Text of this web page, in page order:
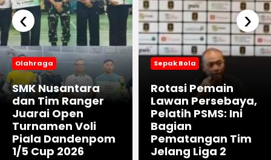
Olahraga
SMK Nusantara
dan Tim Ranger
Juarai Open
Turnamen Voli
Piala Dandenpom
1/5 Cup 2026
Sepak Bola
Rotasi Pemain
Lawan Persebaya,
Pelatih PSMS: Ini
Bagian
Pematangan Tim
Jelang Liga 2
‹ ›